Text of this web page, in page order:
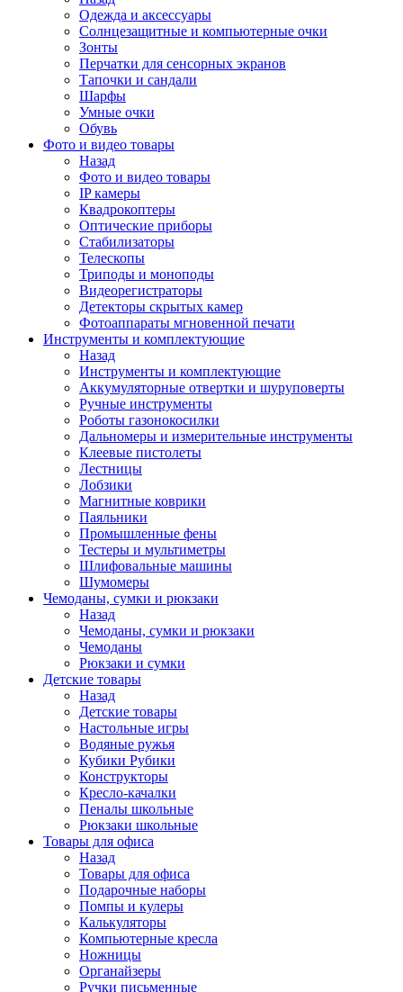
Одежда и аксессуары
Солнцезащитные и компьютерные очки
Зонты
Перчатки для сенсорных экранов
Тапочки и сандали
Шарфы
Умные очки
Обувь
Фото и видео товары
Назад
Фото и видео товары
IP камеры
Квадрокоптеры
Оптические приборы
Стабилизаторы
Телескопы
Триподы и моноподы
Видеорегистраторы
Детекторы скрытых камер
Фотоаппараты мгновенной печати
Инструменты и комплектующие
Назад
Инструменты и комплектующие
Аккумуляторные отвертки и шуруповерты
Ручные инструменты
Роботы газонокосилки
Дальномеры и измерительные инструменты
Клеевые пистолеты
Лестницы
Лобзики
Магнитные коврики
Паяльники
Промышленные фены
Тестеры и мультиметры
Шлифовальные машины
Шумомеры
Чемоданы, сумки и рюкзаки
Назад
Чемоданы, сумки и рюкзаки
Чемоданы
Рюкзаки и сумки
Детские товары
Назад
Детские товары
Настольные игры
Водяные ружья
Кубики Рубики
Конструкторы
Кресло-качалки
Пеналы школьные
Рюкзаки школьные
Товары для офиса
Назад
Товары для офиса
Подарочные наборы
Помпы и кулеры
Калькуляторы
Компьютерные кресла
Ножницы
Органайзеры
Ручки письменные